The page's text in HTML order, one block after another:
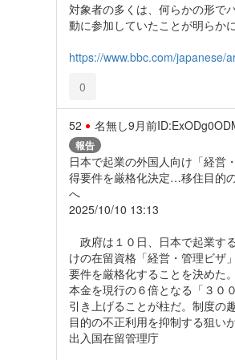
対象者の多くは、何らかの形で
動に参加していたことが明らか
https://www.bbc.com/japanese/
0
52 名無し9月前
報告
日本で起業の外国人向け「経営
得要件を厳格化決定…移住目的
へ
2025/10/10 13:13
政府は１０日、日本で起業す
けの在留資格「経営・管理ビザ
要件を厳格化することを決めた
本金を現行の６倍となる「３０
引き上げることが柱だ。制度の
目的の不正利用を抑制する狙いが
出入国在留管理庁